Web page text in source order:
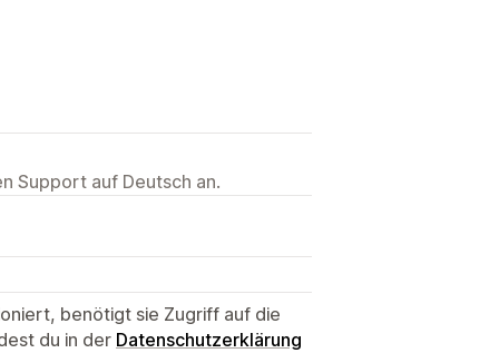
Support auf Deutsch an.
benötigt sie Zugriff auf die
du in der Datenschutzerklärung